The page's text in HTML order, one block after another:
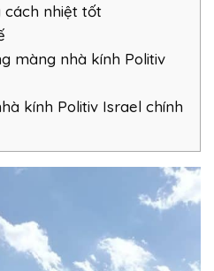
cách nhiệt tốt
màng nhà kính Politiv
kính Politiv Israel chính